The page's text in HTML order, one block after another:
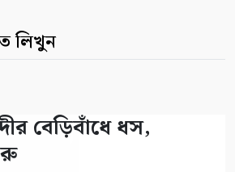
লিখুন
বেড়িবাঁধে ধস,